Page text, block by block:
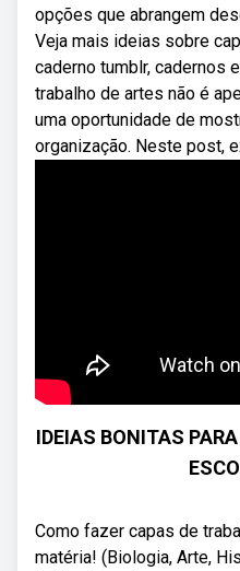
opções que abrangem
Veja mais ideias sobre
caderno tumblr, cadernos
trabalho de artes não é
uma oportunidade de
organização. Neste post,
IDEIAS BONITAS
Como fazer capas de
matéria! (Biologia, Arte,